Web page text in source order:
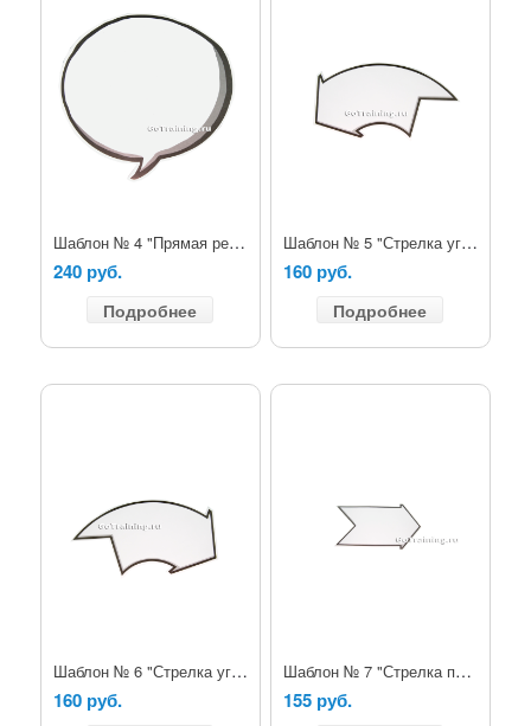
Шаблон № 4 "Прямая речь"
240 руб.
Подробнее
Шаблон № 5 "Стрелка угловая левая"
160 руб.
Подробнее
Шаблон № 6 "Стрелка угловая правая"
160 руб.
Шаблон № 7 "Стрелка прямая"
155 руб.